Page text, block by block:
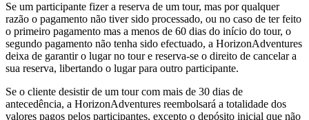
Se um participante fizer a reserva de um tour, mas por qualquer
razão o pagamento não tiver sido processado, ou no caso de ter feito
o primeiro pagamento mas a menos de 60 dias do início do tour, o
segundo pagamento não tenha sido efectuado, a HorizonAdventures
deixa de garantir o lugar no tour e reserva-se o direito de cancelar a
sua reserva, libertando o lugar para outro participante.
Se o cliente desistir de um tour com mais de 30 dias de
antecedência, a HorizonAdventures reembolsará a totalidade dos
valores pagos pelos participantes, excepto o depósito inicial que não